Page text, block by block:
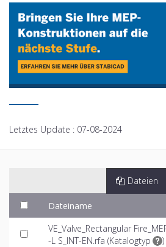
Letztes Update : 07-08-2024
Dateien
Dateiname
VE_Valve_Rectangular
-L S_INT-EN.rfa (Katalogtyp )